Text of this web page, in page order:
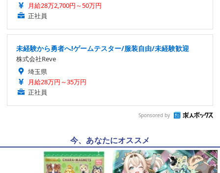
月給28万2,700円～50万円
正社員
未経験から勇者へ!ゲームテスター/服装自由/未経験歓迎
株式会社Reve
埼玉県
月給28万円～35万円
正社員
Sponsored by
今、あなたにオススメ